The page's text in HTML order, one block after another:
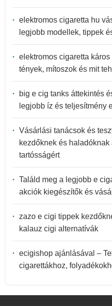
elektromos cigaretta hu
legjobb modellek, tippek
elektromos cigaretta
tények, mítoszok és mit
big e cig tanks áttekintés
legjobb íz és teljesítmény
Vásárlási tanácsok és
kezdőknek és
tartósságért
Találd meg a legjobb e
akciók kiegészítők és
zazo e cigi tippek
kalauz cigi alternatívák
ecigishop ajánlásával –
cigarettákhoz,